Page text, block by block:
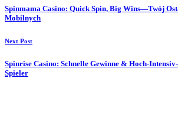
Spinmama Casino: Quick Spin, Big Wins—Twój
Mobilnych
Next Post
Spinrise Casino: Schnelle Gewinne &
Spieler